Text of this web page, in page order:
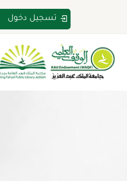
تسجيل دخول